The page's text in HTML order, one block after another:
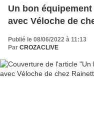
Un bon
avec Véloche de
Publié le 08/06/2022 à 11:13
Par CROZACLIVE